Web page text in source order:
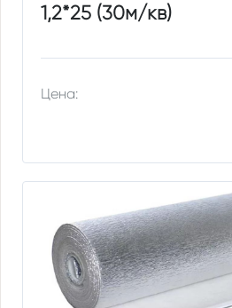
1,2*25 (30м/кв)
Цена: